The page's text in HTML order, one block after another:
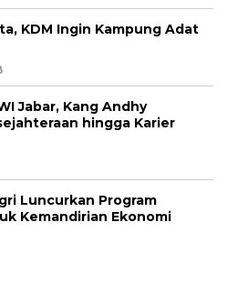
KDM Ingin Kampung Adat
Jabar, Kang Andhy
hingga Karier
Luncurkan Program
Kemandirian Ekonomi